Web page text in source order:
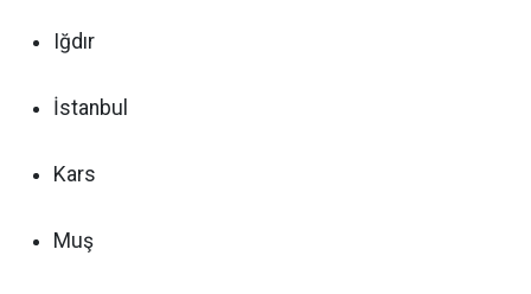
Iğdır
İstanbul
Kars
Muş